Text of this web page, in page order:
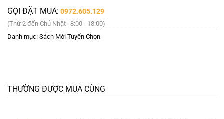
GỌI ĐẶT MUA: 0972.605.129
(Thứ 2 đến Chủ Nhật | 8:00 - 18:00)
Danh mục: Sách Mới Tuyển Chọn
THƯỜNG ĐƯỢC MUA CÙNG